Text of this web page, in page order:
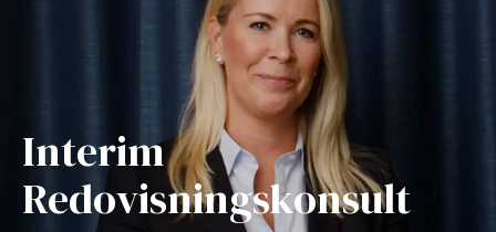
Interim
Redovisningskonsult